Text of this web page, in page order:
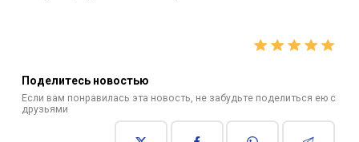
Поделитесь новостью
Если вам понравилась эта новость, не забудьте поделиться ею с
друзьями